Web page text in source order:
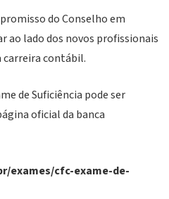
do Conselho em
ao lado dos novos profissionais
carreira contábil.
de Suficiência pode ser
oficial da banca
exames/cfc-exame-de-